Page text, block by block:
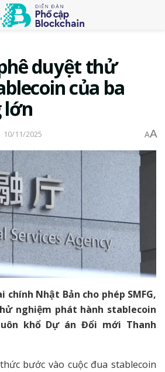
duyệt thử
của ba
lớn
10/11/2025 AA
chính Nhật Bản cho phép SMFG,
nghiệm phát hành stablecoin
khổ Dự án Đổi mới Thanh
bước vào cuộc đua stablecoin